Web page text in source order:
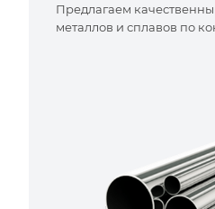
Предлагаем
металлов и сплавов по